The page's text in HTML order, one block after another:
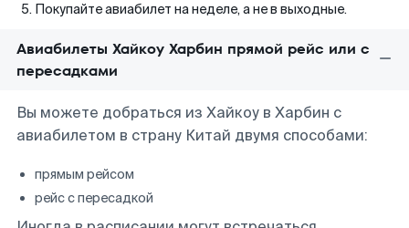
Покупайте авиабилет на неделе, а не в выходные.
Авиабилеты Хайкоу Харбин прямой рейс или с
пересадками
Вы можете добраться из Хайкоу в Харбин с
авиабилетом в страну Китай двумя способами:
прямым рейсом
рейс с пересадкой